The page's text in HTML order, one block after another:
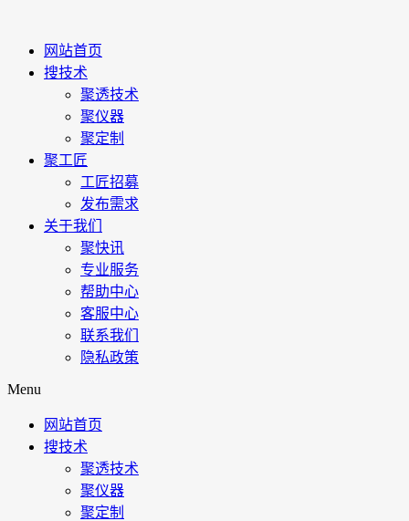
网站首页
搜技术
聚透技术
聚仪器
聚定制
聚工匠
工匠招募
发布需求
关于我们
聚快讯
专业服务
帮助中心
客服中心
联系我们
隐私政策
Menu
网站首页
搜技术
聚透技术
聚仪器
聚定制